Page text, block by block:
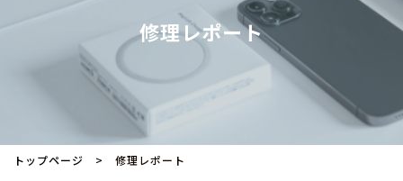
修理レポート
トップページ > 修理レポート